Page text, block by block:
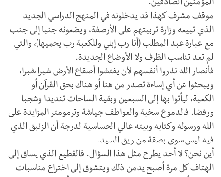
المؤمنين الصادقين.
موقف مشرف كهذا قد يدخلونه في المنهج الدراسي الجديد
الذي تبيعه وزارة تربيتهم على الأرصفة، ويضعونه جنبا إلى جنب
مع عبارة عبد المطلب (أنا رب إبلي وللكعبة رب يحميها)، والتي
لم تعد تناسب الظرف ولا الأوضاع الجديدة.
فأنصار الله نذروا أنفسهم لأن يفتشوا أصقاع الأرض شبرا شبرا،
ويبحثوا عن أي إساءة تصدر من هنا أو هناك بحق القرآن أو
الكعبة، ليأتوا بها إلى السبعين وبقية الساحات تنديدا وشجبا
ورفضا. فالدموع سخية والعواطف جياشة وترمومتر المزايدة على
الله ورسوله وكتابه وبيته عالي الحساسية لدرجة أن الزئبق الذي
فيه ليس سوى بصقة من ريق السيد.
أين نحن؟ لا أحد يطرح مثل هذا السؤال. فالقطيع الذي يساق إلى
الهتاف كل مرة أصبح يدمن ذلك ويتشوق إلى اختراع مناسبات